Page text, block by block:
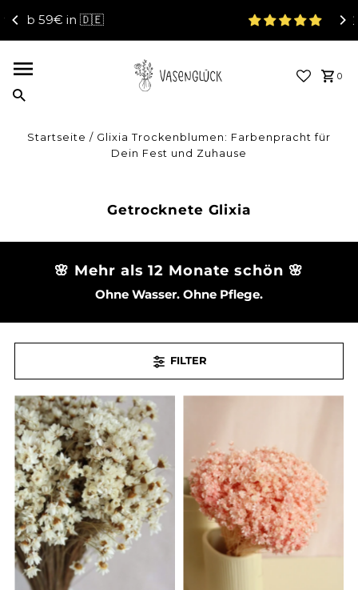
Direkt zum Inhalt 4.95 / 5 (645 Reviews)
0
Startseite / Glixia Trockenblumen: Farbenpracht für
Dein Fest und Zuhause
Getrocknete Glixia
🌸 Mehr als 12 Monate schön 🌸
Ohne Wasser. Ohne Pflege.
FILTER